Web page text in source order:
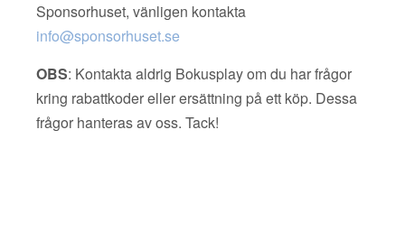
Sponsorhuset, vänligen kontakta
info@sponsorhuset.se
OBS: Kontakta aldrig Bokusplay om du har frågor
kring rabattkoder eller ersättning på ett köp. Dessa
frågor hanteras av oss. Tack!